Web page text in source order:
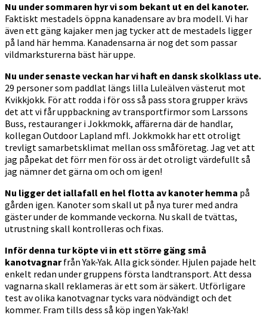
Nu under sommaren hyr vi som bekant ut en del kanoter.
Faktiskt mestadels öppna kanadensare av bra modell. Vi har
även ett gäng kajaker men jag tycker att de mestadels ligger
på land här hemma. Kanadensarna är nog det som passar
vildmarksturerna bäst här uppe.
Nu under senaste veckan har vi haft en dansk skolklass ute.
29 personer som paddlat längs lilla Luleälven västerut mot
Kvikkjokk. För att rodda i för oss så pass stora grupper krävs
det att vi får uppbackning av transportfirmor som Larssons
Buss, restauranger i Jokkmokk, affärerna där de handlar,
kollegan Outdoor Lapland mfl. Jokkmokk har ett otroligt
trevligt samarbetsklimat mellan oss småföretag. Jag vet att
jag påpekat det förr men för oss är det otroligt värdefullt så
jag nämner det gärna om och om igen!
Nu ligger det iallafall en hel flotta av kanoter hemma på
gården igen. Kanoter som skall ut på nya turer med andra
gäster under de kommande veckorna. Nu skall de tvättas,
utrustning skall kontrolleras och fixas.
Inför denna tur köpte vi in ett större gäng små
kanotvagnarfrån Yak-Yak. Alla gick sönder. Hjulen pajade helt
enkelt redan under gruppens första landtransport. Att dessa
vagnarna skall reklameras är ett som är säkert. Utförligare
test av olika kanotvagnar tycks vara nödvändigt och det
kommer. Fram tills dess så köp ingen Yak-Yak!